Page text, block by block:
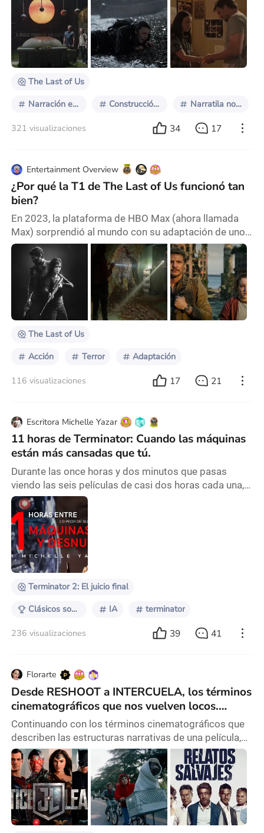
como calificamos con una asignatura temporal a lo
que está de moda. Es bastante curioso ¿no? ¿La serie
del momento? ¿qué momento? ¿hoy, mañana, pasado,
una semana entera? En fin, ayer se terminó la segunda
temporada de The Last of Us y junto a el
The Last of Us
Narración episódica Construcción de mundos Narratila no lineal
321 visualizaciones 34 17
Entertainment Overview
¿Por qué la T1 de The Last of Us funcionó tan
bien?
En 2023, la plataforma de HBO Max (ahora llamada
Max) sorprendió al mundo con su adaptación de uno
de los mejores videojuegos del mundo: The Last of
Us. Por nueve semanas, esta serie de zombies se
ganó a los fanáticos del juego y a espectadores
casuales casi por igual. Desde el primer episodio,
empezó a ser considerada la mejor serie del año y la
mejor adaptación de un videojuego. Si bien ahora es
The Last of Us
Acción Terror Adaptación
116 visualizaciones 17 21
Escritora Michelle Yazar
11 horas de Terminator: Cuando las máquinas
están más cansadas que tú.
Durante las once horas y dos minutos que pasas
viendo las seis películas de casi dos horas cada una,
te encuentras con una historia que parece no tener fin.
Las películas comienzan con una trama interesante,
pero después de tanto tiempo te preguntas: ¿y por
qué tanto de tanto? Lo que podemos observar como
espectadores es que el centro de todo es siempre el
mismo: el Terminator, ese robot que nunca
Terminator 2: El juicio final
Clásicos sobrevalorados IA terminator
236 visualizaciones 39 41
Florarte
Desde RESHOOT a INTERCUELA, los términos
cinematográficos que nos vuelven locos.
(Parte 2)
Continuando con los términos cinematográficos que
describen las estructuras narrativas de una película,
podemos encontrarnos con unos cuantos más,
Sigamos!! 🔸RESHOOT Es la vuelta al estudio una vez
terminado el rodaje para volver a grabar escenas.
Normalmente, por culpa de un mal test-screening, o
por exigencias de la producción para darle otro tono a
la película. Son los retoques de filmación po